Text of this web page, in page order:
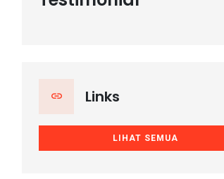
Links
LIHAT SEMUA